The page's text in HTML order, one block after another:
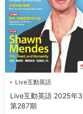
Live互動英語
Live互動英語 2025年
第287期